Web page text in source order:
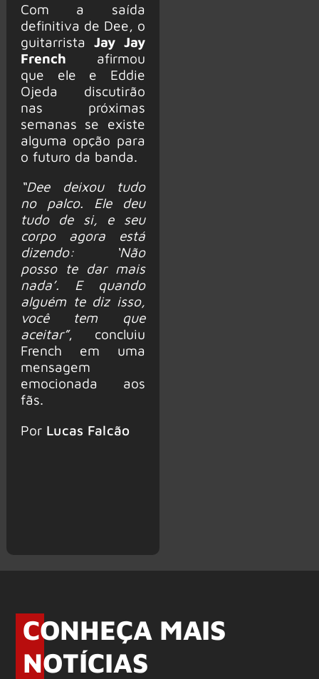
Com a saída
definitiva de Dee, o
guitarristaJay Jay
French afirmou
que ele e Eddie
Ojeda discutirão
nas próximas
semanas se existe
alguma opção para
o futuro da banda.
“Dee deixou tudo
no palco. Ele deu
tudo de si, e seu
corpo agora está
dizendo: ‘Não
posso te dar mais
nada’. E quando
alguém te diz isso,
você tem que
aceitar”, concluiu
French em uma
mensagem
emocionada aos
fãs.
Por Lucas Falcão
CONHEÇA MAIS
NOTÍCIAS